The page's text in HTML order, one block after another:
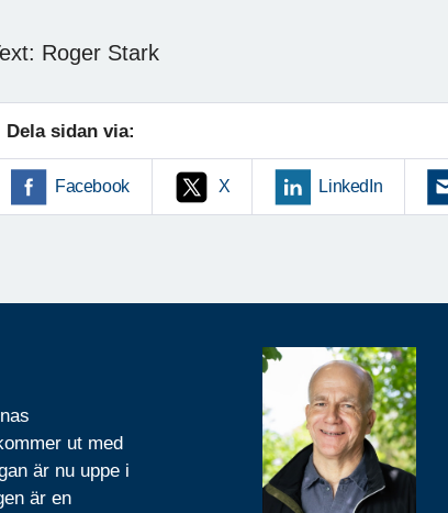
Roger Stark
Dela sidan via:
Facebook X LinkedIn
ut med
är nu uppe i
är en